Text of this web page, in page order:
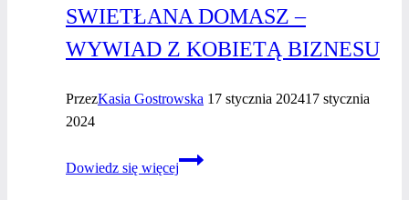
SWIETŁANA DOMASZ –
WYWIAD Z KOBIETĄ BIZNESU
PrzezKasia Gostrowska 17 stycznia 202417 stycznia
2024
Dowiedz się więcej
Swietłana